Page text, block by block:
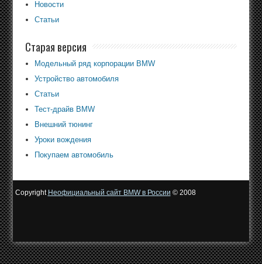
Новости
Статьи
Старая версия
Модельный ряд корпорации BMW
Устройство автомобиля
Статьи
Тест-драйв BMW
Внешний тюнинг
Уроки вождения
Покупаем автомобиль
Copyright Неофициальный сайт BMW в России © 2008